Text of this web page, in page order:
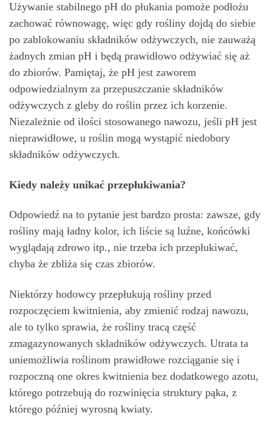
Używanie stabilnego pH do płukania pomoże podłożu
zachować równowagę, więc gdy rośliny dojdą do siebie
po zablokowaniu składników odżywczych, nie zauważą
żadnych zmian pH i będą prawidłowo odżywiać się aż
do zbiorów. Pamiętaj, że pH jest zaworem
odpowiedzialnym za przepuszczanie składników
odżywczych z gleby do roślin przez ich korzenie.
Niezależnie od ilości stosowanego nawozu, jeśli pH jest
nieprawidłowe, u roślin mogą wystąpić niedobory
składników odżywczych.
Kiedy należy unikać przepłukiwania?
Odpowiedź na to pytanie jest bardzo prosta: zawsze, gdy
rośliny mają ładny kolor, ich liście są luźne, końcówki
wyglądają zdrowo itp., nie trzeba ich przepłukiwać,
chyba że zbliża się czas zbiorów.
Niektórzy hodowcy przepłukują rośliny przed
rozpoczęciem kwitnienia, aby zmienić rodzaj nawozu,
ale to tylko sprawia, że rośliny tracą część
zmagazynowanych składników odżywczych. Utrata ta
uniemożliwia roślinom prawidłowe rozciąganie się i
rozpoczną one okres kwitnienia bez dodatkowego azotu,
którego potrzebują do rozwinięcia struktury pąka, z
którego później wyrosną kwiaty.